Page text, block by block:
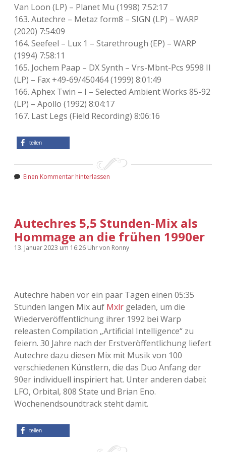
Van Loon (LP) – Planet Mu (1998) 7:52:17
163. Autechre – Metaz form8 – SIGN (LP) – WARP
(2020) 7:54:09
164. Seefeel – Lux 1 – Starethrough (EP) – WARP
(1994) 7:58:11
165. Jochem Paap – DX Synth – Vrs-Mbnt-Pcs 9598 II
(LP) – Fax +49-69/450464 (1999) 8:01:49
166. Aphex Twin – I – Selected Ambient Works 85-92
(LP) – Apollo (1992) 8:04:17
167. Last Legs (Field Recording) 8:06:16
teilen
Einen Kommentar hinterlassen
Autechres 5,5 Stunden-Mix als
Hommage an die frühen 1990er
13. Januar 2023 um 16:26 Uhrvon Ronny
Autechre haben vor ein paar Tagen einen 05:35
Stunden langen Mix auf Mxlr geladen, um die
Wiederveröffentlichung ihrer 1992 bei Warp
releasten Compilation „Artificial Intelligence“ zu
feiern. 30 Jahre nach der Erstveröffentlichung liefert
Autechre dazu diesen Mix mit Musik von 100
verschiedenen Künstlern, die das Duo Anfang der
90er individuell inspiriert hat. Unter anderen dabei:
LFO, Orbital, 808 State und Brian Eno.
Wochenendsoundtrack steht damit.
teilen